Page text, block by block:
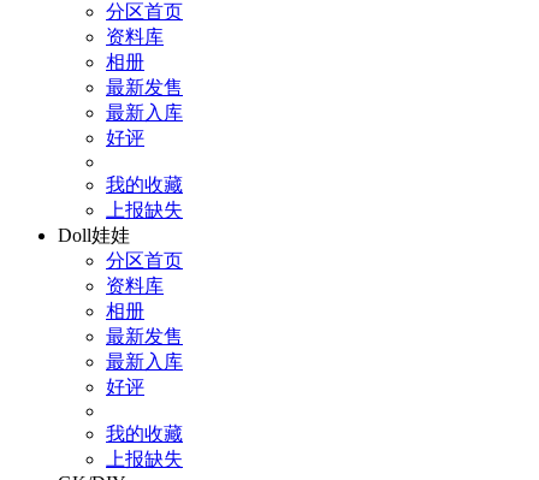
分区首页
资料库
相册
最新发售
最新入库
好评
我的收藏
上报缺失
Doll娃娃
分区首页
资料库
相册
最新发售
最新入库
好评
我的收藏
上报缺失